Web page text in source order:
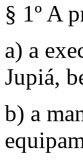
§ 1º A
a) a
Jupiá,
b) a